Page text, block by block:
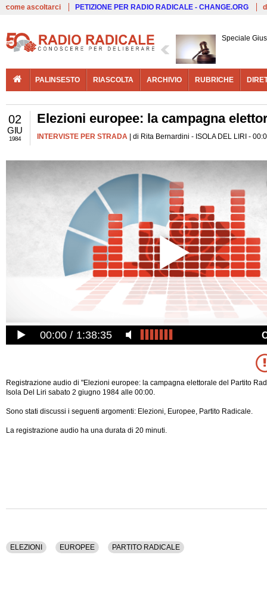
come ascoltarci PETIZIONE PER RADIO RADICALE - CHANGE.ORG
Speciale
PALINSESTO RIASCOLTA ARCHIVIO RUBRICHE
02
GIU
1984
Elezioni europee: la campagna
INTERVISTE PER STRADA | di Rita Bernardini - ISOLA DEL LIRI -
00:00 1:38:35
Registrazione audio di "Elezioni europee: la campagna elettorale del Partito
Isola Del Liri sabato 2 giugno 1984 alle 00:00.
Sono stati discussi i seguenti argomenti: Elezioni, Europee, Partito Radicale.
La registrazione audio ha una durata di 20 minuti.
ELEZIONI EUROPEE PARTITO RADICALE